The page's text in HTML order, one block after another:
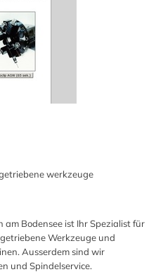
werkzeuge
am Bodensee ist Ihr Spezialist für
Werkzeuge und
Ausserdem sind wir
und Spindelservice.